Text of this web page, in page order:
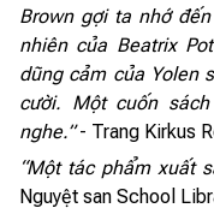
Brown gợi ta nhớ
nhiên của Beatrix
dũng cảm của Yolen
cười. Một cuốn
nghe.”- Trang Kirkus
“Một tác phẩm xuất
Nguyệt san School